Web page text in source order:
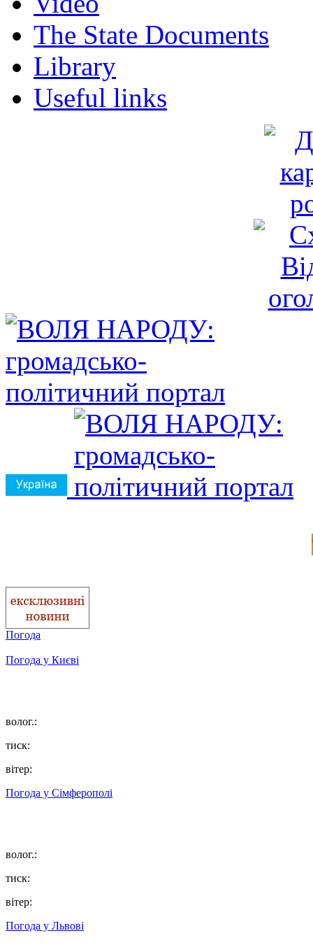
The State Documents
Library
Useful links
Погода
Погода у Києві
волог.:
тиск:
вітер:
Погода у Сімферополі
волог.:
тиск:
вітер:
Погода у Львові